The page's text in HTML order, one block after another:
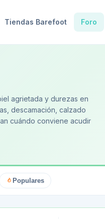
Tiendas Barefoot Foro
agrietada y durezas en
descamación, calzado
cuándo conviene acudir
Populares